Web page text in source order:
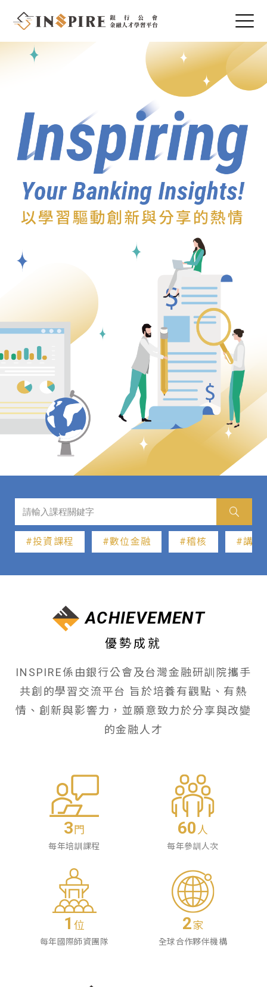
#投資課程 #數位金融 #稽核 #講座
ACHIEVEMENT
優勢成就
INSPIRE係由銀行公會及台灣金融研訓院攜手
共創的學習交流平台 旨於培養有觀點、有熱
情、創新與影響力，並願意致力於分享與改變
的金融人才
3門
每年培訓課程
60 人
每年參訓人次
1 位
每年國際師資團隊
2家
全球合作夥伴機構